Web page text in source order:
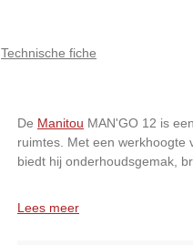
Technische fiche
De Manitou MAN'GO 12 is
ruimtes. Met een werkhoogte
biedt hij onderhoudsgemak,
Lees meer